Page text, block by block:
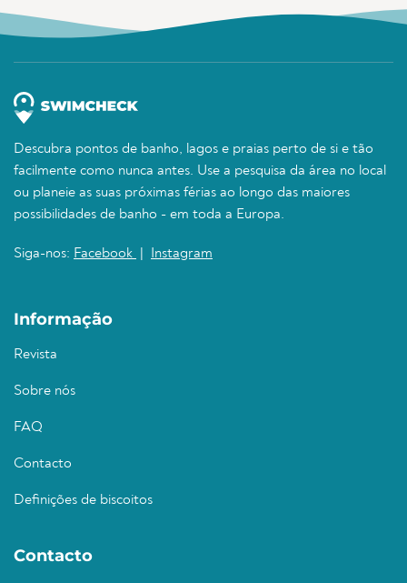
Descubra pontos de banho, lagos e praias perto de si e tão
facilmente como nunca antes. Use a pesquisa da área no local
ou planeie as suas próximas férias ao longo das maiores
possibilidades de banho - em toda a Europa.
Siga-nos: Facebook Instagram
Informação
Revista
Sobre nós
FAQ
Contacto
Definições de biscoitos
Contacto